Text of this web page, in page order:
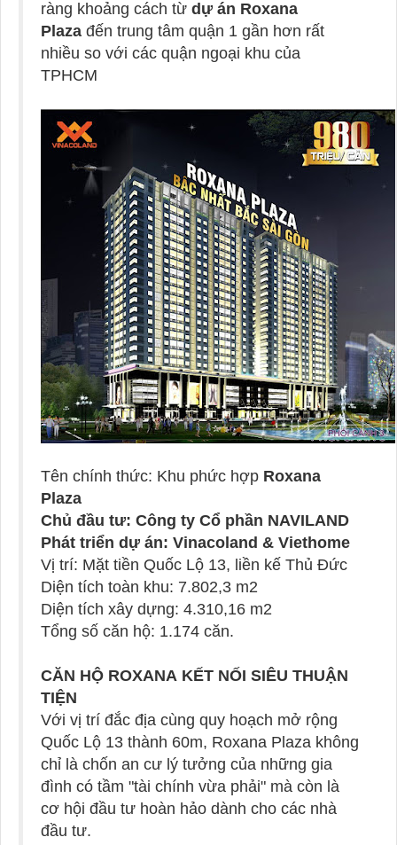
ràng khoảng cách từ dự án Roxana
Plaza đến trung tâm quận 1 gần hơn rất
nhiều so với các quận ngoại khu của
TPHCM
Tên chính thức: Khu phức hợp Roxana
Plaza
Chủ đầu tư: Công ty Cổ phần NAVILAND
Phát triển dự án: Vinacoland & Viethome
Vị trí: Mặt tiền Quốc Lộ 13, liền kế Thủ Đức
Diện tích toàn khu: 7.802,3 m2
Diện tích xây dựng: 4.310,16 m2
Tổng số căn hộ: 1.174 căn.
CĂN HỘ ROXANA KẾT NỐI SIÊU THUẬN
TIỆN
Với vị trí đắc địa cùng quy hoạch mở rộng
Quốc Lộ 13 thành 60m, Roxana Plaza không
chỉ là chốn an cư lý tưởng của những gia
đình có tầm "tài chính vừa phải" mà còn là
cơ hội đầu tư hoàn hảo dành cho các nhà
đầu tư.